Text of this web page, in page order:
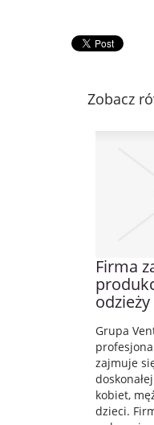
Zobacz
Firma
Grupa
zajmuje
kobiet,
dzieci.